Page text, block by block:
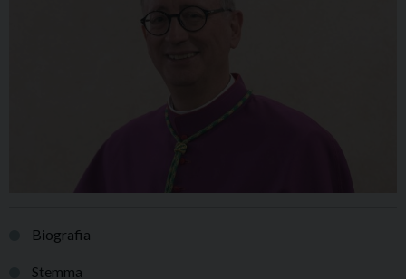
Biografia
Stemma